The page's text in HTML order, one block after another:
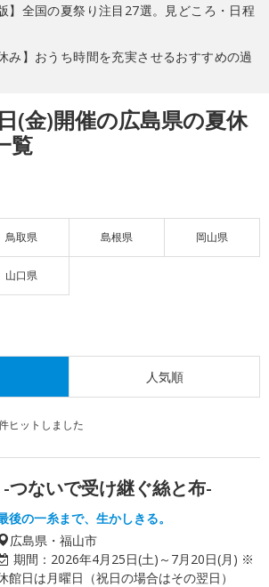
】全国の夏祭り注目27選。見どころ・日程
み】おうち時間を充実させるおすすめの過
(金)開催の広島県の夏休
覧
鳥取県 島根県 岡山県
山口県
人気順
ヒットしました
つないで受け継ぐ絲と布-
後の一糸まで、生かしきる。
広島県・福山市
期間： 2026年4月25日(土)～7月20日(月) ※
館日は月曜日（祝日の場合はその翌日）